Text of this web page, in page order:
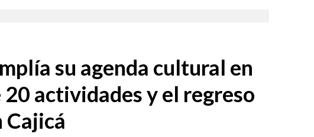
su agenda cultural en
20 actividades y el regreso
Cajicá